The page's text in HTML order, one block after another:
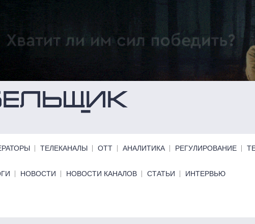
ТЕЛЕКАНАЛЫ ОТТ АНАЛИТИКА РЕГУЛИРОВАНИЕ
НОВОСТИ НОВОСТИ КАНАЛОВ СТАТЬИ ИНТЕРВЬЮ